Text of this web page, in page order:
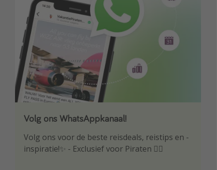
Volg ons WhatsAppkanaal!
Volg ons voor de beste reisdeals, reistips en -
inspiratie!✨ - Exclusief voor Piraten 🏴‍☠️
Download onze app
Wees als eerste op de hoogte van de beste
reisaanbiedingen